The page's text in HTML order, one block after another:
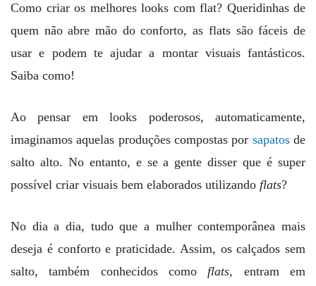
Como criar os melhores looks com flat? Queridinhas de
quem não abre mão do conforto, as flats são fáceis de
usar e podem te ajudar a montar visuais fantásticos.
Saiba como!
Ao pensar em looks poderosos, automaticamente,
imaginamos aquelas produções compostas por sapatosde
salto alto. No entanto, e se a gente disser que é super
possível criar visuais bem elaborados utilizando flats?
No dia a dia, tudo que a mulher contemporânea mais
deseja é conforto e praticidade. Assim, os calçados sem
salto, também conhecidos como flats, entram em